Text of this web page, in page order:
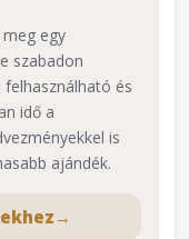
egy
szabadon
és
idő a
is
ajándék.
→